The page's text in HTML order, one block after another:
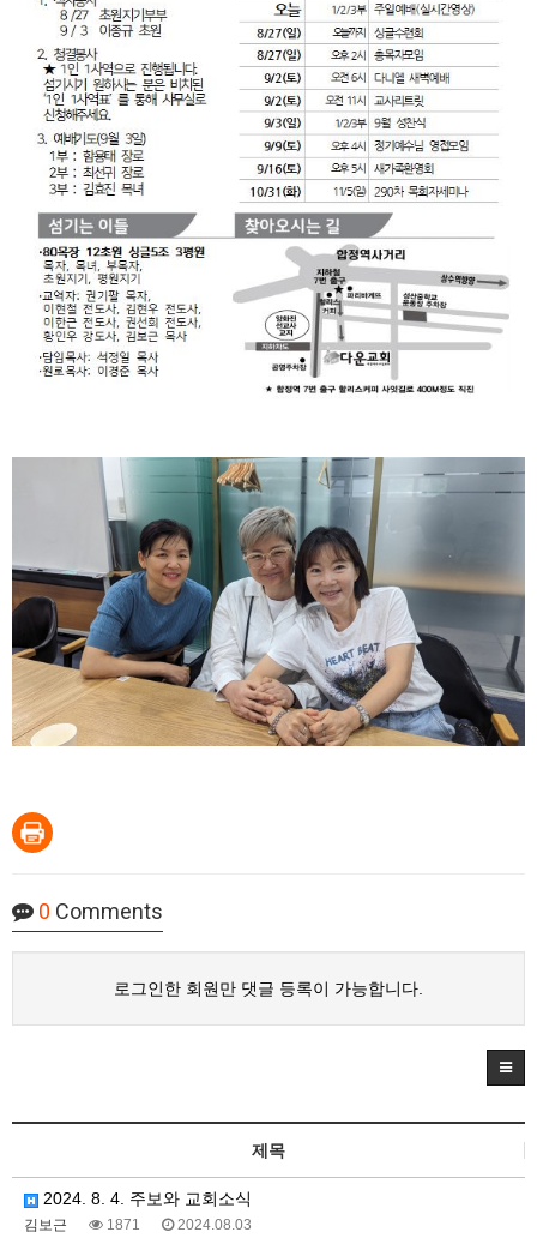
0 Comments
로그인한 회원만 댓글 등록이 가능합니다.
제목
2024. 8. 4. 주보와 교회소식
김보근 1871 2024.08.03